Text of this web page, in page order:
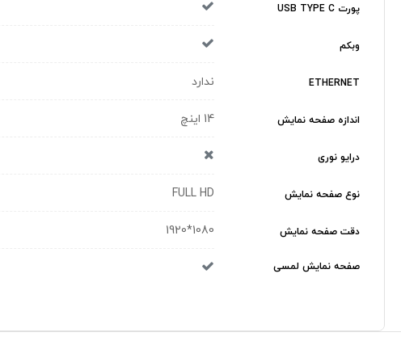
پورت USB TYPE C
وبکم
ETHERNET ندارد
اندازه صفحه نمایش 14 اینچ
درایو نوری
نوع صفحه نمایش FULL HD
دقت صفحه نمایش 1080*1920
صفحه نمایش لمسی